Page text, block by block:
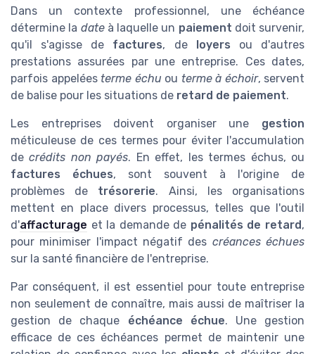
Dans un contexte professionnel, une échéance
détermine la dateà laquelle un paiement doit survenir,
qu'il s'agisse de factures, de loyers ou d'autres
prestations assurées par une entreprise. Ces dates,
parfois appelées terme échu ou terme à échoir, servent
de balise pour les situations de retard de paiement.
Les entreprises doivent organiser une gestion
méticuleuse de ces termes pour éviter l'accumulation
decrédits non payés. En effet, les termes échus, ou
factures échues, sont souvent à l'origine de
problèmes de trésorerie. Ainsi, les organisations
mettent en place divers processus, telles que l'outil
d'affacturage et la demande de pénalités de retard,
pour minimiser l'impact négatif des créances échues
sur la santé financière de l'entreprise.
Par conséquent, il est essentiel pour toute entreprise
non seulement de connaître, mais aussi de maîtriser la
gestion de chaque échéance échue. Une gestion
efficace de ces échéances permet de maintenir une